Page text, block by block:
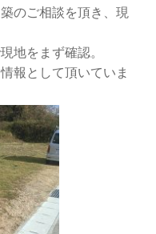
のご相談を頂き、現
地をまず確認。
報として頂いていま